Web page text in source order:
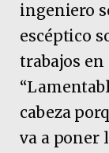
ingeniero
escéptico
trabajos
cabeza
va a poner